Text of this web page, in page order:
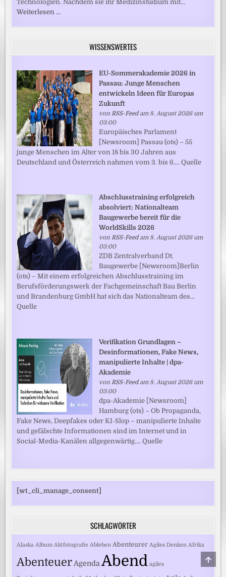
Technologien. Nachdem sie ihr Medizinstudium mit…
Weiterlesen …
WISSENSWERTES
EU-Sommerakademie 2026 in
Passau: Junge Menschen
entwickeln Ideen für Europas
Zukunft
vonRSS-Feedam 8. August 2026 um
03:00
Europäisches Parlament
[Newsroom] Passau (ots) – 55
junge Menschen im Alter von 18 bis 30 Jahren aus
Deutschland und Österreich nahmen vom 3. bis 6.... Quelle
Abschlusstraining erfolgreich
absolviert: Nationalteam
Baugewerbe bereit für die
WorldSkills 2026
vonRSS-Feedam 8. August 2026 um
03:00
ZDB Zentralverband Dt.
Baugewerbe [Newsroom]Berlin
(ots) – Mit einem erfolgreichen Abschlusstraining im
Berufsförderungswerk der Fachgemeinschaft Bau Berlin
und Brandenburg GmbH hat sich das Nationalteam des...
Quelle
Verifikation Grundlagen –
Desinformationen, Fake News,
manipulierte Inhalte | dpa-
Akademie
von RSS-Feedam 8. August 2026 um
03:00
dpa-Akademie [Newsroom]
Hamburg (ots) – Ob Propaganda,
Fake News, Deepfakes oder KI-Slop – manipulierte Inhalte
und gefälschte Informationen sind im Internet und in
Social-Media-Kanälen allgegenwärtig.... Quelle
[wt_cli_manage_consent]
SCHLAGWÖRTER
Alaska Album Aktfotografie Ableben Abenteurer Agiles Denken Afrika
Abenteuer Agenda Abend agiles TO